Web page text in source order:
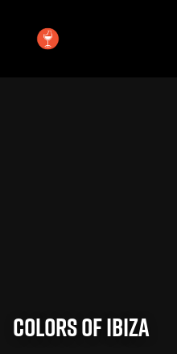
Colors of IBIZA